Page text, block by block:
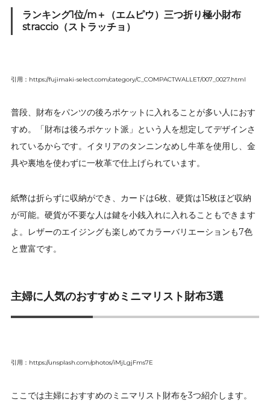
ランキング1位/m＋（エムピウ）三つ折り極小財布
straccio（ストラッチョ）
引用：https://fujimaki-select.com/category/C_COMPACTWALLET/007_0027.html
普段、財布をパンツの後ろポケットに入れることが多い人におす
すめ。「財布は後ろポケット派」という人を想定してデザインさ
れているからです。イタリアのタンニンなめし牛革を使用し、金
具や裏地を使わずに一枚革で仕上げられています。
紙幣は折らずに収納ができ、カードは6枚、硬貨は15枚ほど収納
が可能。硬貨が不要な人は鍵を小銭入れに入れることもできます
よ。レザーのエイジングも楽しめてカラーバリエーションも7色
と豊富です。
主婦に人気のおすすめミニマリスト財布3選
引用：https://unsplash.com/photos/iMjLgjFms7E
ここでは主婦におすすめのミニマリスト財布を3つ紹介します。